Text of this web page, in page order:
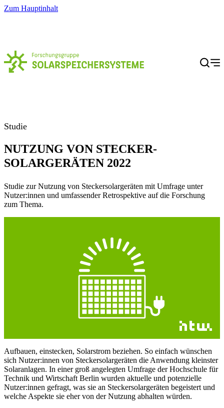
Zum Hauptinhalt
Menü
Studie
NUTZUNG VON STECKER­
SOLARGERÄTEN 2022
Studie zur Nutzung von Steckersolargeräten mit Umfrage unter
Nutzer:innen und umfassender Retrospektive auf die Forschung
zum Thema.
Aufbauen, einstecken, Solarstrom beziehen. So einfach wünschen
sich Nutzer:innen von Steckersolargeräten die Anwendung kleinster
Solaranlagen. In einer groß angelegten Umfrage der Hochschule für
Technik und Wirtschaft Berlin wurden aktuelle und potenzielle
Nutzer:innen gefragt, was sie an Steckersolargeräten begeistert und
welche Aspekte sie eher von der Nutzung abhalten würden.